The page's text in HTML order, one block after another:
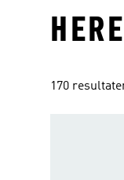
170